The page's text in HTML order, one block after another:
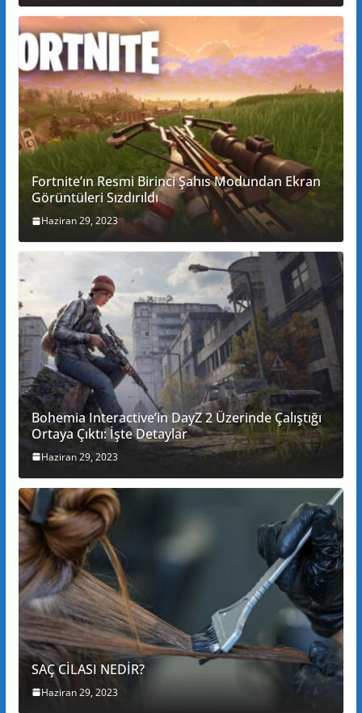
Fortnite’ın Resmi Birinci Şahıs Modundan Ekran
Görüntüleri Sızdırıldı
Haziran 29, 2023
Bohemia Interactive’in DayZ 2 Üzerinde Çalıştığı
Ortaya Çıktı: İşte Detaylar
Haziran 29, 2023
SAÇ CİLASI NEDİR?
Haziran 29, 2023